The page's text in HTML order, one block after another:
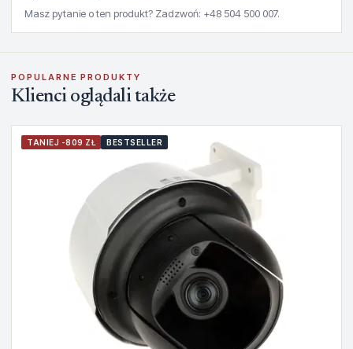
Masz pytanie o ten produkt? Zadzwoń: +48 504 500 007.
POPULARNE PRODUKTY
Klienci oglądali także
TANIEJ -809 ZŁ BESTSELLER